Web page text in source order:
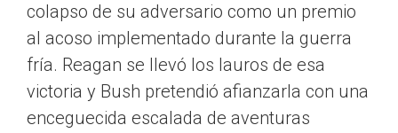
colapso de su adversario como un premio
al acoso implementado durante la guerra
fría. Reagan se llevó los lauros de esa
victoria y Bush pretendió afianzarla con una
enceguecida escalada de aventuras